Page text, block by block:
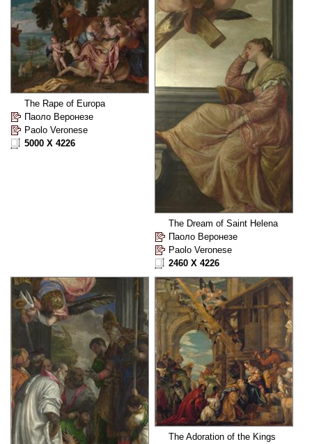
The Rape of Europa
Паоло Веронезе
Paolo Veronese
5000 X 4226
The Dream of Saint Helena
Паоло Веронезе
Paolo Veronese
2460 X 4226
The Adoration of the Kings